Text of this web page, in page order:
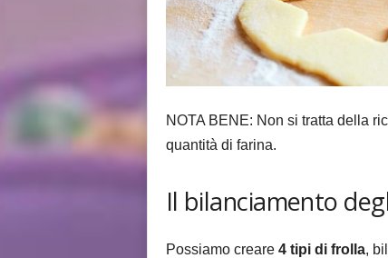
NOTA BENE: Non si tratta della
quantità di farina.
Il bilanciamento
Possiamo creare 4 tipi di frolla,